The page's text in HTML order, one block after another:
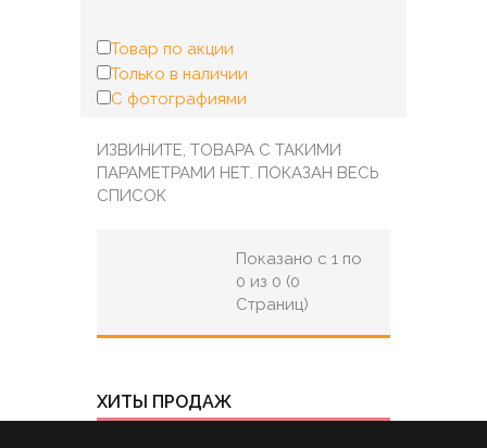
Товар по акции
Только в наличии
С фотографиями
ИЗВИНИТЕ, ТОВАРА С ТАКИМИ
ПАРАМЕТРАМИ НЕТ. ПОКАЗАН ВЕСЬ
СПИСОК
Показано с 1 по
0 из 0 (0
Страниц)
ХИТЫ ПРОДАЖ